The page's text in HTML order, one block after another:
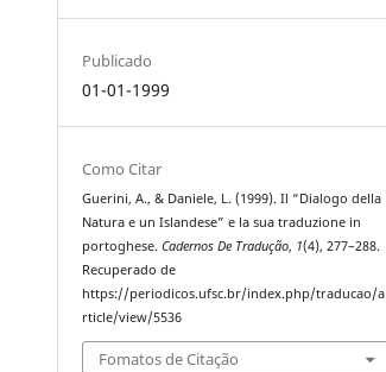
Publicado
01-01-1999
Como Citar
Guerini, A., & Daniele, L. (1999). Il “Dialogo della
Natura e un Islandese” e la sua traduzione in
portoghese.Cadernos De Tradução, 1(4), 277–288.
Recuperado de
https://periodicos.ufsc.br/index.php/traducao/a
rticle/view/5536
Fomatos de Citação